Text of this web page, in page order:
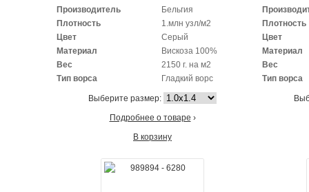
Производитель
Бельгия
Плотность
1.млн узл/м2
Цвет
Серый
Материал
Вискоза 100%
Вес
2150 г. на м2
Тип ворса
Гладкий ворс
Выберите размер:
Подробнее о товаре ›
В корзину
Плотность
Цвет
Материал
Вес
Тип ворса